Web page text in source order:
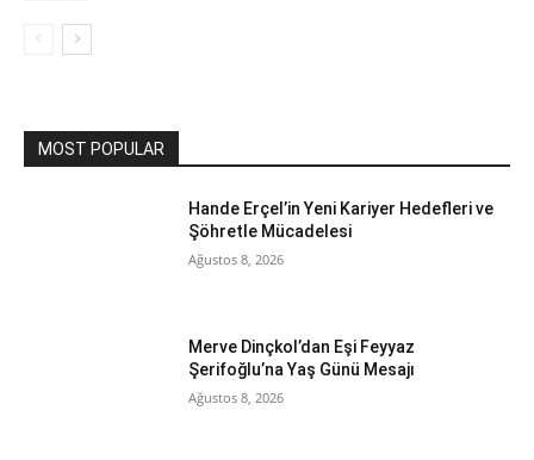
MOST POPULAR
Hande Erçel’in Yeni Kariyer Hedefleri ve
Şöhretle Mücadelesi
Ağustos 8, 2026
Merve Dinçkol’dan Eşi Feyyaz
Şerifoğlu’na Yaş Günü Mesajı
Ağustos 8, 2026